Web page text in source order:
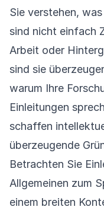
Sie verstehen,
sind nicht einfach
Arbeit oder
sind sie
warum Ihre
Einleitungen
schaffen
überzeugende
Betrachten Sie
Allgemeinen zum
einem breiten